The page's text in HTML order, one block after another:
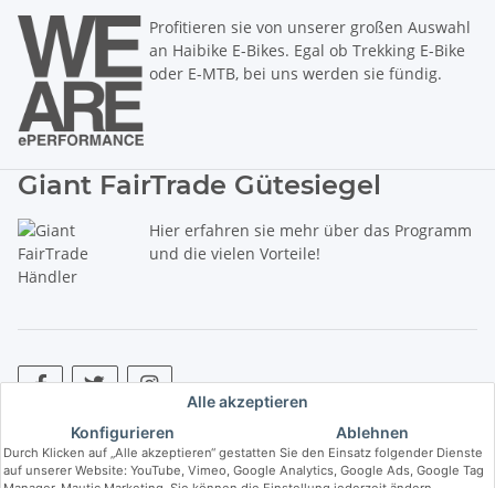
Alle akzeptieren
Konfigurieren
Ablehnen
Durch Klicken auf „Alle akzeptieren“ gestatten Sie den Einsatz folgender Dienste
auf unserer Website: YouTube, Vimeo, Google Analytics, Google Ads, Google Tag
Profitieren sie von unserer großen Auswahl
an Haibike E-Bikes. Egal ob Trekking E-Bike
oder E-MTB, bei uns werden sie fündig.
Giant FairTrade Gütesiegel
Hier erfahren sie mehr über das Programm
und die vielen Vorteile!
* Alle Preise inkl. gesetzlicher USt., zzgl.
. ** Hierbei handelt es
sich um die unverbindliche Preisempfehlung des Herstellers (kurz UVP).